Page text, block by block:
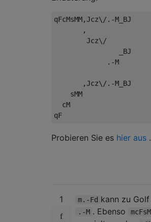
qFcMsMM,Jcz\/.-
,
Jcz\/
_BJ
.-M
,Jcz\/.-M_BJ
sMM
cM
Probieren Sie es hier aus .
1 m.-Fd kann zu
.-M . Ebenso